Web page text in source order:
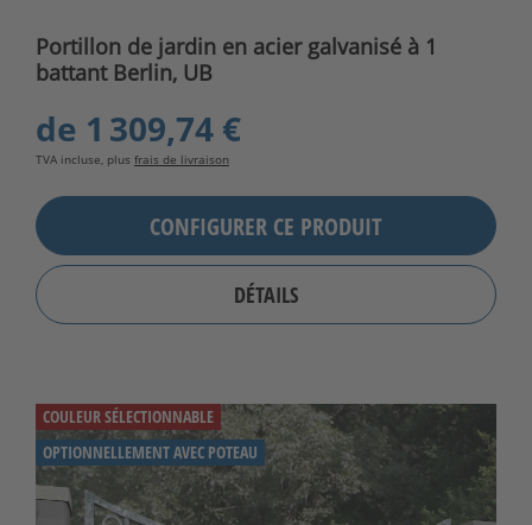
Portillon de jardin en acier galvanisé à 1
battant Berlin, UB
de 1 309,74 €
TVA incluse, plus frais de livraison
CONFIGURER CE PRODUIT
DÉTAILS
COULEUR SÉLECTIONNABLE
OPTIONNELLEMENT AVEC POTEAU